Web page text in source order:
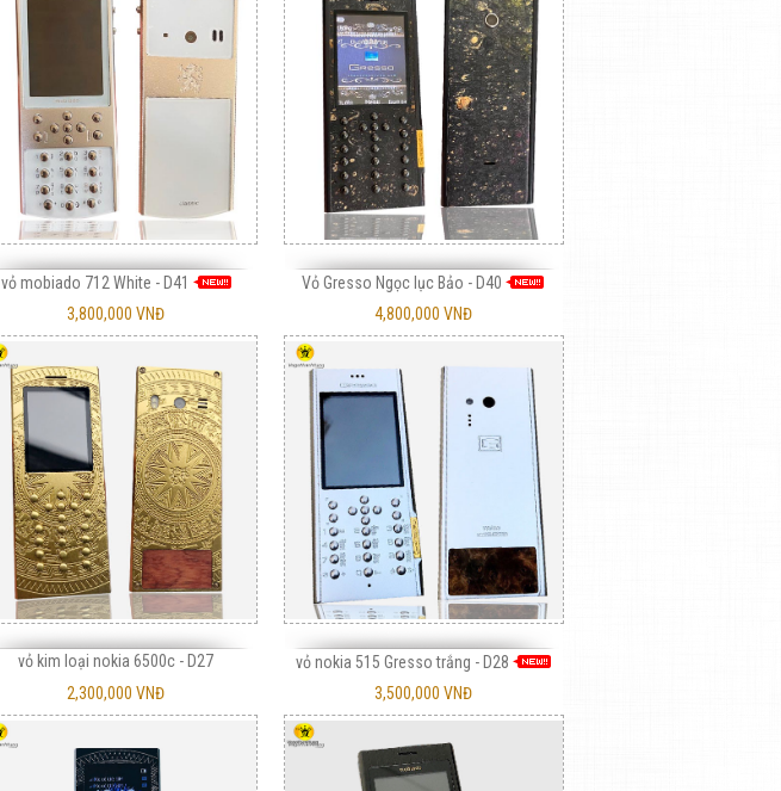
vỏ mobiado 712 White - D41
3,800,000 VNĐ
Vỏ Gresso Ngọc lục Bảo - D40
4,800,000 VNĐ
vỏ kim loại nokia 6500c - D27
2,300,000 VNĐ
vỏ nokia 515 Gresso trắng - D28
3,500,000 VNĐ